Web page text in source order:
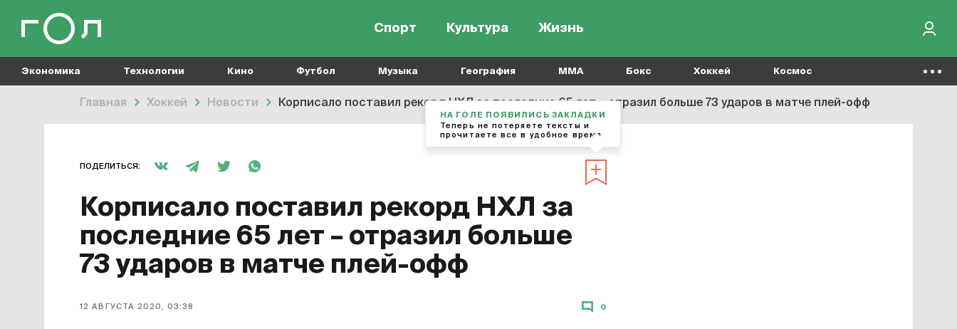
Спорт Культура Жизнь
Экономика Технологии Кино Футбол Музыка География MMA Бокс Хоккей Космос
Главная Хоккей Новости Корписало поставил рекорд НХЛ за последние 65 лет – отразил больше 73 ударов в матче плей-офф
ПОДЕЛИТЬСЯ:
Корписало поставил рекорд НХЛ за
последние 65 лет – отразил больше
73 ударов в матче плей-офф
12 АВГУСТА 2020, 03:38 0
НА ГОЛЕ ПОЯВИЛИСЬ ЗАКЛАДКИ
Теперь не потеряете тексты и
прочитаете все в удобное время